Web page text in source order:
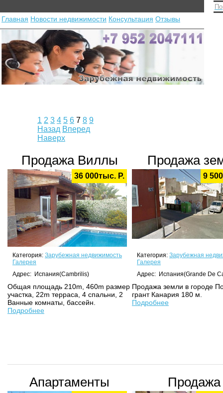
Главная Новости недвижимости Консультация Отзывы
1 2 3 4 5 6 7 8 9
Назад Вперед
Наверх
Продажа Виллы
36 000тыс. Р.
Категория: Зарубежная недвижимость
Галерея
Адрес: Испания(Cambrilis)
Общая площадь 210m, 460m размер
участка, 22m терраса, 4 спальни, 2
Ванные комнаты, бассейн.
Подробнее
Продажа
9
Категория: Зарубежная
Галерея
Адрес: Испания(Grande De
Продажа земли в городе
грант Канария 180 м.
Подробнее
Апартаменты Продажа